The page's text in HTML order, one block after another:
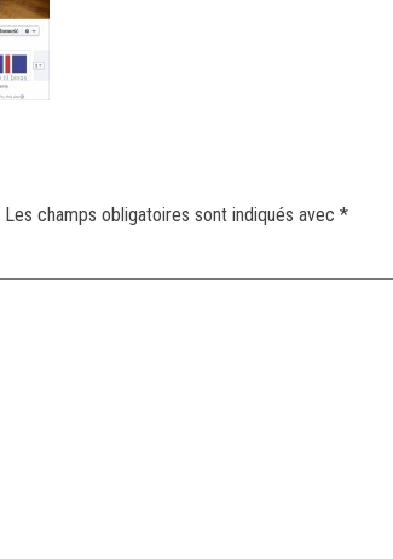
Les champs obligatoires sont indiqués avec *